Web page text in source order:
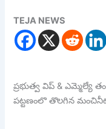
TEJA NEWS
ప్రభుత్వ విప్ &
పట్టణంలొ తొలగిన మంచినీటి